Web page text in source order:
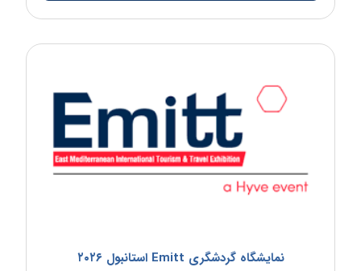
نمایشگاه گردشگری Emitt استانبول ۲۰۲۶